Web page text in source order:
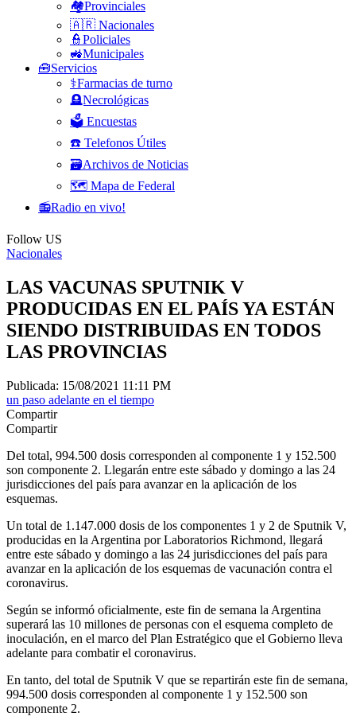
🏘️Provinciales
🇦🇷 Nacionales
👮Policiales
🚜Municipales
🧰Servicios
⚕️Farmacias de turno
🪦Necrológicas
🗳️ Encuestas
☎️ Telefonos Útiles
🗃️Archivos de Noticias
🗺️ Mapa de Federal
📻Radio en vivo!
Follow US
Nacionales
LAS VACUNAS SPUTNIK V
PRODUCIDAS EN EL PAÍS YA ESTÁN
SIENDO DISTRIBUIDAS EN TODOS
LAS PROVINCIAS
Publicada: 15/08/2021 11:11 PM
un paso adelante en el tiempo
Compartir
Compartir
Del total, 994.500 dosis corresponden al componente 1 y 152.500
son componente 2. Llegarán entre este sábado y domingo a las 24
jurisdicciones del país para avanzar en la aplicación de los
esquemas.
Un total de 1.147.000 dosis de los componentes 1 y 2 de Sputnik V,
producidas en la Argentina por Laboratorios Richmond, llegará
entre este sábado y domingo a las 24 jurisdicciones del país para
avanzar en la aplicación de los esquemas de vacunación contra el
coronavirus.
Según se informó oficialmente, este fin de semana la Argentina
superará las 10 millones de personas con el esquema completo de
inoculación, en el marco del Plan Estratégico que el Gobierno lleva
adelante para combatir el coronavirus.
En tanto, del total de Sputnik V que se repartirán este fin de semana,
994.500 dosis corresponden al componente 1 y 152.500 son
componente 2.